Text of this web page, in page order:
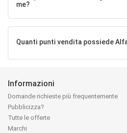
me?
Quanti punti vendita possiede
Informazioni
Domande richieste più frequentemente
Pubblicizza?
Tutte le offerte
Marchi